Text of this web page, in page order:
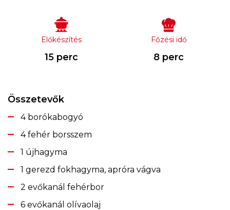
Előkészítés
15 perc
Főzési idő
8 perc
Összetevők
4 borókabogyó
4 fehér borsszem
1 újhagyma
1 gerezd fokhagyma, apróra vágva
2 evőkanál fehérbor
6 evőkanál olívaolaj